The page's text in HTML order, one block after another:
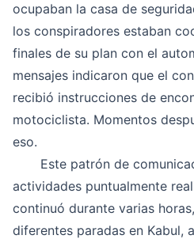
ocupaban la casa de
los conspiradores estaban
finales de su plan con el
mensajes indicaron que el
recibió instrucciones de
motociclista. Momentos
eso.
Este patrón de
actividades puntualmente
continuó durante varias
diferentes paradas en Kabul,